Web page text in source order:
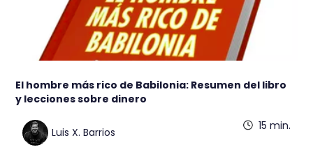
El hombre más rico de Babilonia: Resumen del libro
y lecciones sobre dinero
Luis X. Barrios
15 min.